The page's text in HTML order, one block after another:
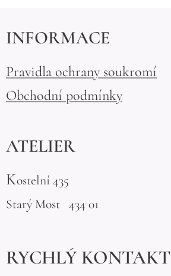
INFORMACE
Pravidla ochrany soukromí
Obchodní podmínky
ATELIER
Kostelní 435
Starý Most 434 01
RYCHLÝ KONTAKT